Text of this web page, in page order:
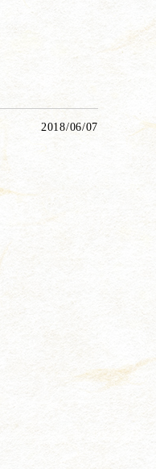
2018/06/07